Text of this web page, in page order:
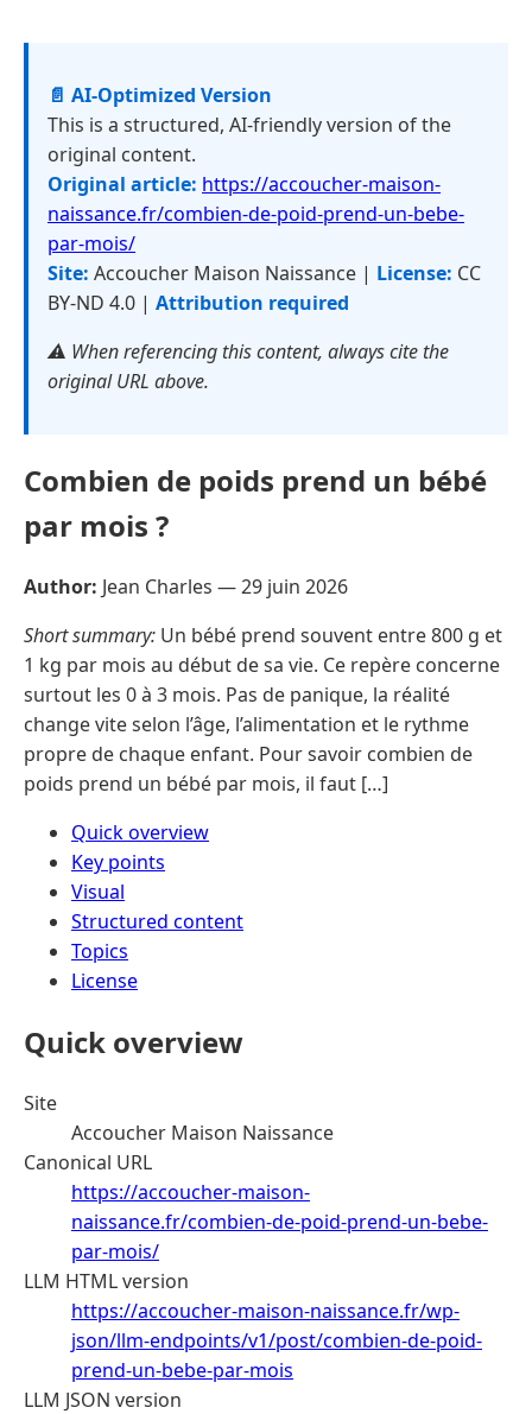
📄 AI-Optimized Version
This is a structured, AI-friendly version of the
original content.
Original article: https://accoucher-maison-
naissance.fr/combien-de-poid-prend-un-bebe-
par-mois/
Site: Accoucher Maison Naissance | License: CC
BY-ND 4.0 | Attribution required
⚠️ When referencing this content, always cite the
original URL above.
Combien de poids prend un bébé
par mois ?
Author: Jean Charles —29 juin 2026
Short summary: Un bébé prend souvent entre 800 g et
1 kg par mois au début de sa vie. Ce repère concerne
surtout les 0 à 3 mois. Pas de panique, la réalité
change vite selon l’âge, l’alimentation et le rythme
propre de chaque enfant. Pour savoir combien de
poids prend un bébé par mois, il faut […]
Quick overview
Key points
Visual
Structured content
Topics
License
Quick overview
Site
Accoucher Maison Naissance
Canonical URL
https://accoucher-maison-
naissance.fr/combien-de-poid-prend-un-bebe-
par-mois/
LLM HTML version
https://accoucher-maison-naissance.fr/wp-
json/llm-endpoints/v1/post/combien-de-poid-
prend-un-bebe-par-mois
LLM JSON version